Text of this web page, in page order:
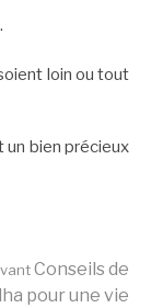
loin ou tout
un bien précieux
Conseils de
pour une vie